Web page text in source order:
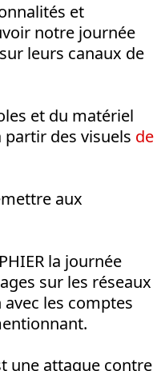
et
notre journée
sur leurs canaux de
et du matériel
partir des visuels de
aux
la journée
sur les réseaux
les comptes
une attaque contre